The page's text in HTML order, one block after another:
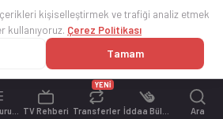
TV Rehberi Transferler
YENİ
Ara
kişiselleştirmek ve trafiği analiz etmek
kullanıyoruz. Çerez Politikası
Tamam